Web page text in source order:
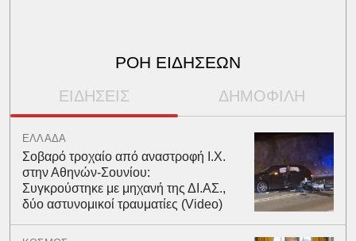
ΡΟΗ ΕΙΔΗΣΕΩΝ
ΕΙΔΗΣΕΙΣ ΔΗΜΟΦΙΛΗ
ΕΛΛΑΔΑ
Σοβαρό τροχαίο από αναστροφή Ι.Χ.
στην Αθηνών-Σουνίου:
Συγκρούστηκε με μηχανή της ΔΙ.ΑΣ.,
δύο αστυνομικοί τραυματίες (Video)